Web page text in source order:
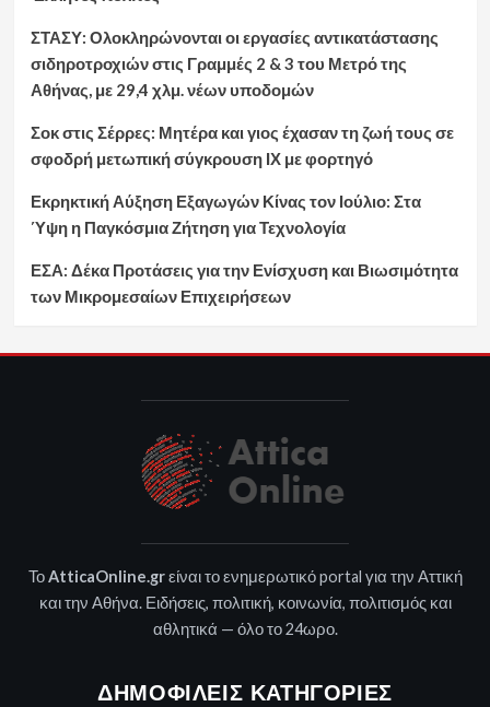
ΣΤΑΣΥ: Ολοκληρώνονται οι εργασίες αντικατάστασης
σιδηροτροχιών στις Γραμμές 2 & 3 του Μετρό της
Αθήνας, με 29,4 χλμ. νέων υποδομών
Σοκ στις Σέρρες: Μητέρα και γιος έχασαν τη ζωή τους σε
σφοδρή μετωπική σύγκρουση ΙΧ με φορτηγό
Εκρηκτική Αύξηση Εξαγωγών Κίνας τον Ιούλιο: Στα
Ύψη η Παγκόσμια Ζήτηση για Τεχνολογία
ΕΣΑ: Δέκα Προτάσεις για την Ενίσχυση και Βιωσιμότητα
των Μικρομεσαίων Επιχειρήσεων
ΤοAtticaOnline.grείναι το ενημερωτικό portal για την Αττική
και την Αθήνα. Ειδήσεις, πολιτική, κοινωνία, πολιτισμός και
αθλητικά — όλο το 24ωρο.
ΔΗΜΟΦΙΛΕΊΣ ΚΑΤΗΓΟΡΊΕΣ